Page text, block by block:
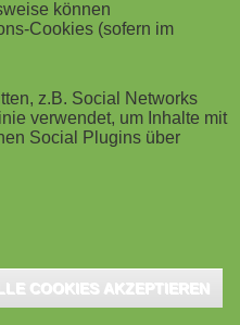
Publishing
AI Meets Learning/
Learning
Modern Education Ecosystem
können
Cookies (sofern im
z.B. Social Networks
verwendet, um Inhalte mit
Social Plugins über
COOKIES AKZEPTIEREN